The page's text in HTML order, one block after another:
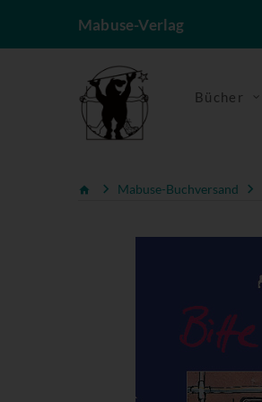
Mabuse-Verlag
Bücher
Mabuse-Buchversand